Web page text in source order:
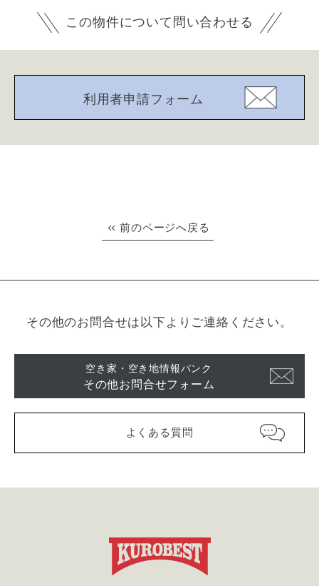
この物件について問い合わせる
利用者申請フォーム
前のページへ戻る
その他のお問合せは以下よりご連絡ください。
空き家・空き地情報バンク
その他お問合せフォーム
よくある質問